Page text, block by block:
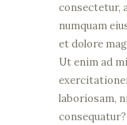
consectetur,
numquam
et dolore
Ut enim ad
laboriosam,
consequatur?